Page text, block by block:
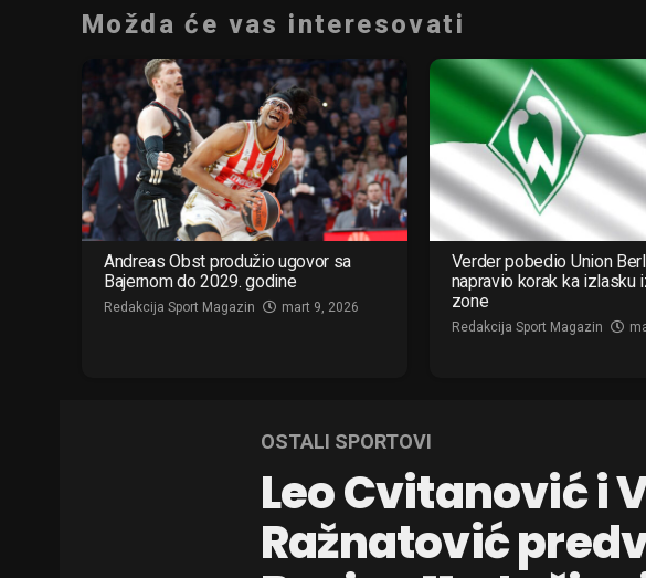
Možda će vas interesovati
Andreas Obst produžio ugovor sa
Bajernom do 2029. godine
Redakcija Sport Magazin mart 9, 2026
Verder pobedio Union
napravio korak ka izlasku
zone
Redakcija Sport Magazin
OSTALI SPORTOVI
Leo Cvitanović i
Ražnatović